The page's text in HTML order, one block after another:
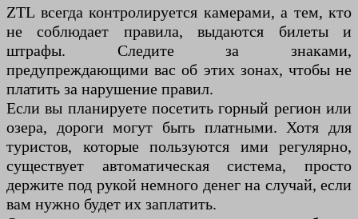
ZTL всегда контролируется камерами, а тем, кто
не соблюдает правила, выдаются билеты и
штрафы. Следите за знаками,
предупреждающими вас об этих зонах, чтобы не
платить за нарушение правил.
Если вы планируете посетить горный регион или
озера, дороги могут быть платными. Хотя для
туристов, которые пользуются ими регулярно,
существует автоматическая система, просто
держите под рукой немного денег на случай, если
вам нужно будет их заплатить.